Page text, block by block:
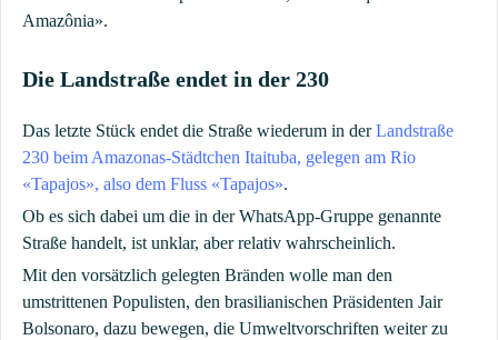
Amazônia».
Die Landstraße endet in der 230
Das letzte Stück endet die Straße wiederum in derLandstraße
230 beim Amazonas-Städtchen Itaituba, gelegen am Rio
«Tapajos», also dem Fluss «Tapajos».
Ob es sich dabei um die in der WhatsApp-Gruppe genannte
Straße handelt, ist unklar, aber relativ wahrscheinlich.
Mit den vorsätzlich gelegten Bränden wolle man den
umstrittenen Populisten, den brasilianischen Präsidenten Jair
Bolsonaro, dazu bewegen, die Umweltvorschriften weiter zu